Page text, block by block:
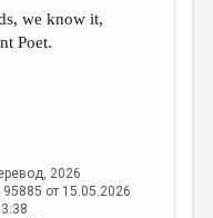
we know it,
Poet.
2026
от 15.05.2026